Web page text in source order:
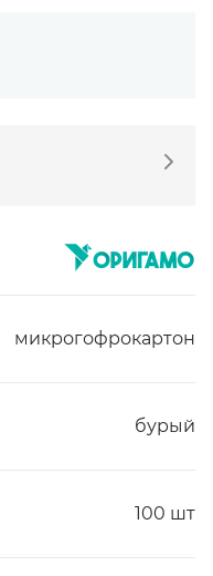
микрогофрокартон
бурый
100 шт